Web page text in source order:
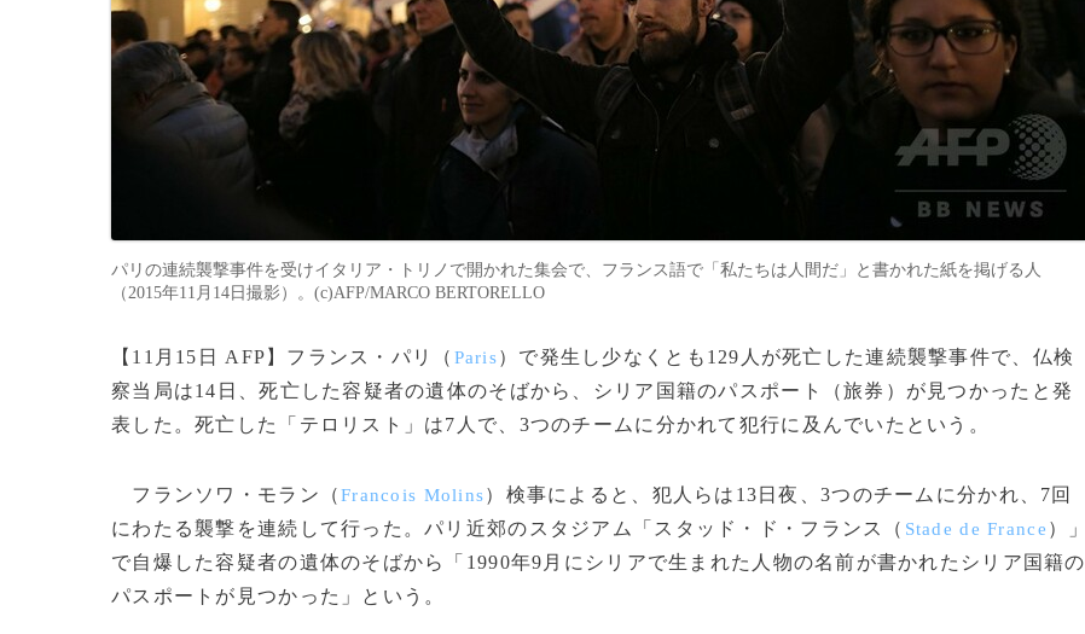
パリの連続襲撃事件を受けイタリア・トリノで開かれた集会で、フランス語で「私たちは人間だ」と書かれた紙を掲げる人
（2015年11月14日撮影）。(c)AFP/MARCO BERTORELLO
【11月15日 AFP】フランス・パリ（ Paris）で発生し少なくとも129人が死亡した連続襲撃事件で、仏検
察当局は14日、死亡した容疑者の遺体のそばから、シリア国籍のパスポート（旅券）が見つかったと発
表した。死亡した「テロリスト」は7人で、3つのチームに分かれて犯行に及んでいたという。
フランソワ・モラン（Francois Molins）検事によると、犯人らは13日夜、3つのチームに分かれ、7回
にわたる襲撃を連続して行った。パリ近郊のスタジアム「スタッド・ド・フランス（ Stade de France ）」
で自爆した容疑者の遺体のそばから「1990年9月にシリアで生まれた人物の名前が書かれたシリア国籍の
パスポートが見つかった」という。